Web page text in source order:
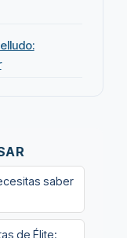
saber
de Élite: